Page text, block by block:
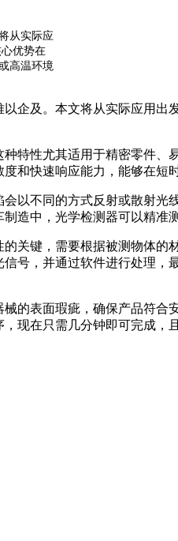
从实际应
优势在
高温环境
企及。本文将从实际应用出
特性尤其适用于精密零件、
和快速响应能力，能够在短
以不同的方式反射或散射光
造中，光学检测器可以精准
关键，需要根据被测物体的
号，并通过软件进行处理，
的表面瑕疵，确保产品符合
现在只需几分钟即可完成，且